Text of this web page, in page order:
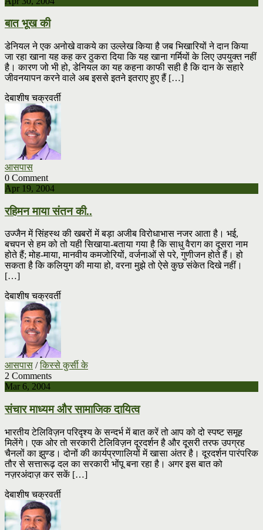
बात भूख की
डेनियल ने एक अनोखे वाकये का उल्लेख किया है जब भिखारियों ने दान किया
जा रहा खाना यह कह कर ठुकरा दिया कि यह खाना गर्मियों के लिए उपयुक्त नहीं
है। कारण जो भी हो, डेनियल का यह कहना काफी सही है कि दान के सहारे
जीवनयापन करने वाले अब इससे इतने इतराए हुए हैं […]
देबाशीष चक्रवर्ती
आसपास
0 Comment
Apr 19, 2004
रहिमन माया संतन की..
उज्जैन में सिंहस्थ की खबरों में बड़ा अजीब विरोधाभास नजर आता है। भई,
बचपन से हम को तो यही सिखाया-बताया गया है कि साधु वैराग का दूसरा नाम
होते हैं; मोह-माया, मानवीय कमजोरियों, वर्जनाओं से परे, गुणीजन होते हैं। हो
सकता है कि कलियुग की माया हो, वरना मुझे तो ऐसे कुछ संकेत दिखे नहीं।
[…]
देबाशीष चक्रवर्ती
आसपास /किस्से कुर्सी के
2 Comments
Mar 6, 2004
संचार माध्यम और सामाजिक दायित्व
भारतीय टेलिविज़न परिदृश्य के सन्दर्भ में बात करें तो आप को दो स्पष्ट समूह
मिलेंगे। एक ओर तो सरकारी टेलिविज़न दूरदर्शन है और दूसरी तरफ उपग्रह
चैनलों का झुण्ड। दोनों की कार्यप्रणालियों में खासा अंतर है। दूरदर्शन पारंपरिक
तौर से सत्तारूढ़ दल का सरकारी भोंपू बना रहा है। अगर इस बात को
नज़रअंदाज़ कर सकें […]
देबाशीष चक्रवर्ती